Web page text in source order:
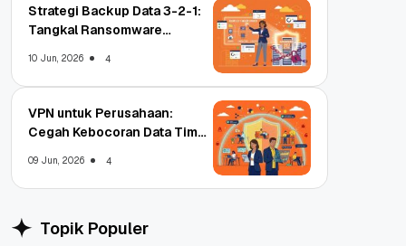
Strategi Backup Data 3-2-1:
Tangkal Ransomware
10 Jun, 2026 4
VPN untuk Perusahaan:
Cegah Kebocoran Data Tim
09 Jun, 2026 4
Topik Populer